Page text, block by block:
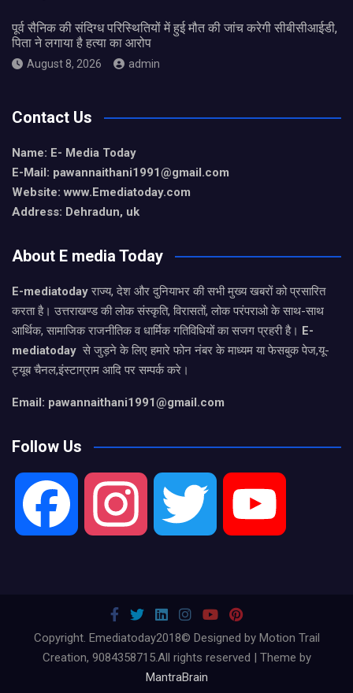
पूर्व सैनिक की संदिग्ध परिस्थितियों में हुई मौत की जांच करेगी सीबीसीआईडी,
पिता ने लगाया है हत्या का आरोप
August 8, 2026 admin
Contact Us
Name: E- Media Today
E-Mail: pawannaithani1991@gmail.com
Website: www.Emediatoday.com
Address: Dehradun, uk
About E media Today
E-mediatodayराज्य, देश और दुनियाभर की सभी मुख्य खबरों को प्रसारित
करता है। उत्तराखण्ड की लोक संस्कृति, विरासतों, लोक परंपराओ के साथ-साथ
आर्थिक, सामाजिक राजनीतिक व धार्मिक गतिविधियों का सजग प्रहरी है। E-
mediatoday से जुड़ने के लिए हमारे फोन नंबर के माध्यम या फेसबुक पेज,यू-
ट्यूब चैनल,इंस्टाग्राम आदि पर सम्पर्क करे।
Email: pawannaithani1991@gmail.com
Follow Us
Copyright. Emediatoday2018© Designed by Motion Trail
Creation, 9084358715.All rights reserved | Theme by
MantraBrain